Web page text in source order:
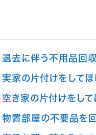
退去に伴う不用品回
実家の片付けをしてほ
空き家の片付けをして
物置部屋の不要品を